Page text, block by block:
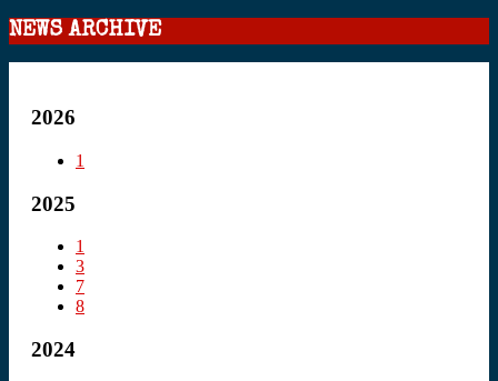
NEWS ARCHIVE
2026
1
2025
1
3
7
8
2024